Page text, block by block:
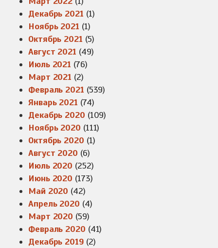
Декабрь 2021 (1)
Ноябрь 2021 (1)
Октябрь 2021 (5)
Август 2021 (49)
Июль 2021 (76)
Март 2021 (2)
Февраль 2021 (539)
Январь 2021 (74)
Декабрь 2020 (109)
Ноябрь 2020 (111)
Октябрь 2020 (1)
Август 2020 (6)
Июль 2020 (252)
Июнь 2020 (173)
Май 2020 (42)
Апрель 2020 (4)
Март 2020 (59)
Февраль 2020 (41)
Декабрь 2019(2)